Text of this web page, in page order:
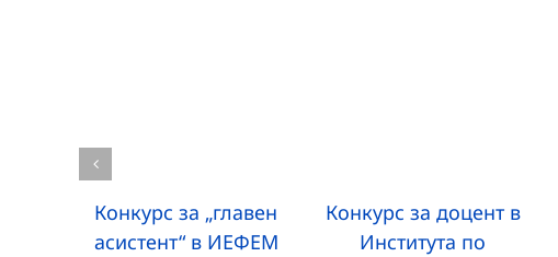
Конкурс за „главен
асистент“ в ИЕФЕМ
Конкурс за доцент в
Института по